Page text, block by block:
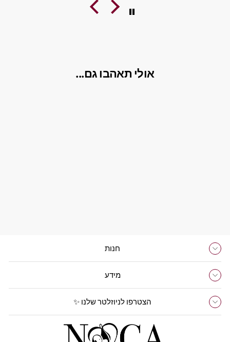
אולי תאהבו גם...
חנות
מידע
הצטרפו לניוזלטר שלנו ✨